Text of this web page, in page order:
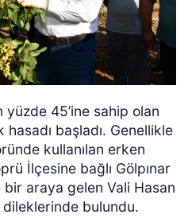
yüzde 45’ine sahip olan
hasadı başladı. Genellikle
kullanılan erken
İlçesine bağlı Gölpınar
araya gelen Vali Hasan
dileklerinde bulundu.